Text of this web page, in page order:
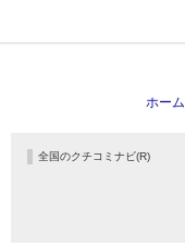
ホーム
全国のクチコミナビ(R)